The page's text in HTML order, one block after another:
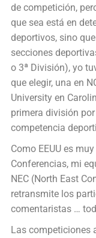
de competición,
que sea está en
deportivos, sino
secciones
o 3ª División), yo
que elegir, una en
University en
primera división
competencia
Como EEUU es
Conferencias, mi
NEC (North East
retransmite los
comentaristas …
Las competiciones